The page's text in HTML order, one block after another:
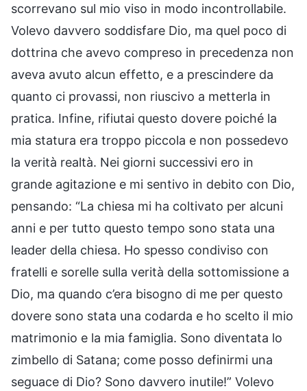
scorrevano sul mio viso in modo incontrollabile.
Volevo davvero soddisfare Dio, ma quel poco di
dottrina che avevo compreso in precedenza non
aveva avuto alcun effetto, e a prescindere da
quanto ci provassi, non riuscivo a metterla in
pratica. Infine, rifiutai questo dovere poiché la
mia statura era troppo piccola e non possedevo
la verità realtà. Nei giorni successivi ero in
grande agitazione e mi sentivo in debito con Dio,
pensando: “La chiesa mi ha coltivato per alcuni
anni e per tutto questo tempo sono stata una
leader della chiesa. Ho spesso condiviso con
fratelli e sorelle sulla verità della sottomissione a
Dio, ma quando c’era bisogno di me per questo
dovere sono stata una codarda e ho scelto il mio
matrimonio e la mia famiglia. Sono diventata lo
zimbello di Satana; come posso definirmi una
seguace di Dio? Sono davvero inutile!” Volevo